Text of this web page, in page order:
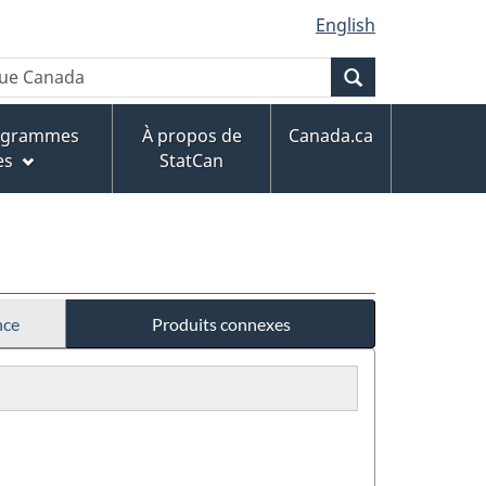
English
À propos de
StatCan
Canada.ca
Produits connexes